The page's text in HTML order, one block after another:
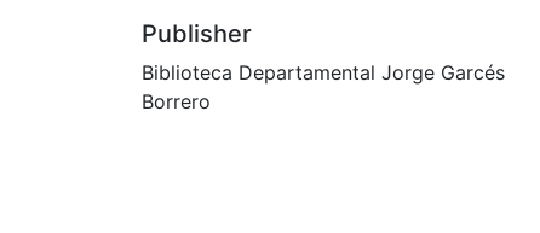
Publisher
Biblioteca Departamental Jorge Garcés
Borrero